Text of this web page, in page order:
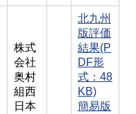
株式
会社
奥村
組西
日本
北九州
版評価
結果(P
DF形
式：48
KB)
簡易版